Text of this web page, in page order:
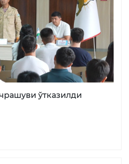
ўтказилди